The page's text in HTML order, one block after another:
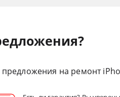
на ремонт